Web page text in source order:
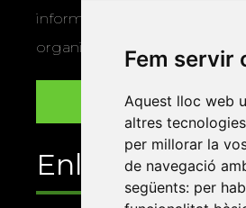
Fem servir
Aquest lloc web
altres
per millorar la
de navegació
següents: per
informació sobre els actes i
organitza la Xarxa Vives.
Enllaços